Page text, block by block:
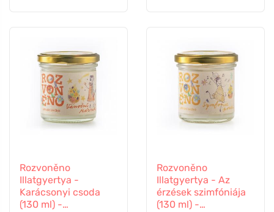
Rozvoněno
Illatgyertya -
Karácsonyi csoda
(130 ml) -
Rozvoněno
Illatgyertya - Az
érzések szimfóniája
(130 ml) -